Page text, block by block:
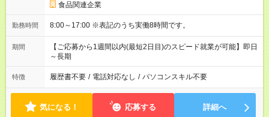
食品関連企業
勤務時間 8:00～17:00 ※表記のうち実働8時間です。
期間
【ご応募から1週間以内(最短2日目)のスピード就業が可能】即日
～長期
特徴 履歴書不要 / 電話対応なし / パソコンスキル不要
気になる！ 応募する 詳細へ